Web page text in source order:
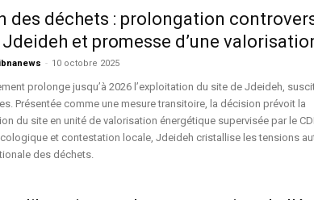
des déchets : prolongation
et promesse d’une
- 10 octobre 2025
prolonge jusqu’à 2026 l’exploitation du site de Jdeideh,
Présentée comme une mesure transitoire, la décision prévoit la
du site en unité de valorisation énergétique supervisée par le
et contestation locale, Jdeideh cristallise les tensions
des déchets.